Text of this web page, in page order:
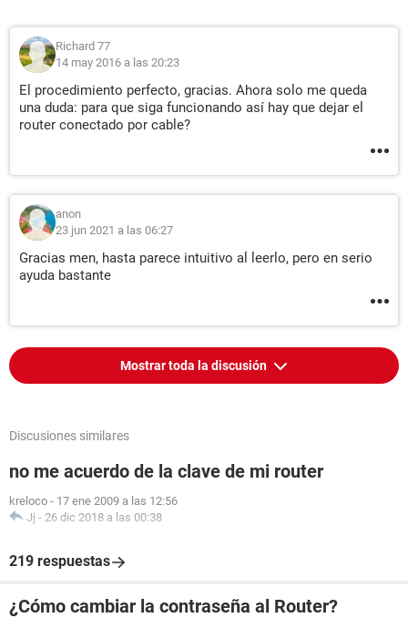
Richard 77
14 may 2016 a las 20:23
El procedimiento perfecto, gracias. Ahora solo me queda
una duda: para que siga funcionando así hay que dejar el
router conectado por cable?
anon
23 jun 2021 a las 06:27
Gracias men, hasta parece intuitivo al leerlo, pero en serio
ayuda bastante
Mostrar toda la discusión
Discusiones similares
no me acuerdo de la clave de mi router
kreloco - 17 ene 2009 a las 12:56
Jj - 26 dic 2018 a las 00:38
219 respuestas
¿Cómo cambiar la contraseña al Router?